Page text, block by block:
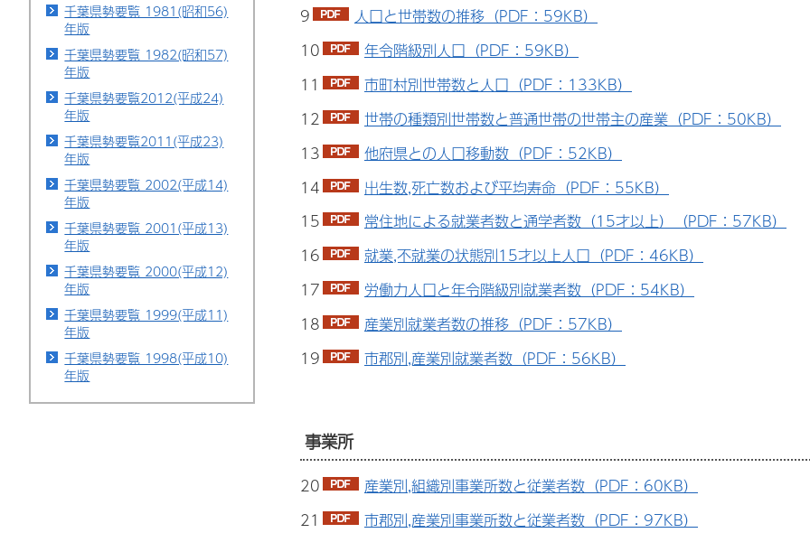
千葉県勢要覧 1981(昭和56)
年版
千葉県勢要覧 1982(昭和57)
年版
千葉県勢要覧2012(平成24)
年版
千葉県勢要覧2011(平成23)
年版
千葉県勢要覧 2002(平成14)
年版
千葉県勢要覧 2001(平成13)
年版
千葉県勢要覧 2000(平成12)
年版
千葉県勢要覧 1999(平成11)
年版
千葉県勢要覧 1998(平成10)
年版
9
人口と世帯数の推移（PDF：59KB）
10
年令階級別人口（PDF：59KB）
11
市町村別世帯数と人口（PDF：133KB）
12
世帯の種類別世帯数と普通世帯の世帯主の産業（PDF：50KB）
13
他府県との人口移動数（PDF：52KB）
14
出生数,死亡数および平均寿命（PDF：55KB）
15
常住地による就業者数と通学者数（15才以上）（PDF：57KB）
16
就業,不就業の状態別15才以上人口（PDF：46KB）
17
労働力人口と年令階級別就業者数（PDF：54KB）
18
産業別就業者数の推移（PDF：57KB）
19
市郡別,産業別就業者数（PDF：56KB）
事業所
20
産業別,組織別事業所数と従業者数（PDF：60KB）
21
市郡別,産業別事業所数と従業者数（PDF：97KB）